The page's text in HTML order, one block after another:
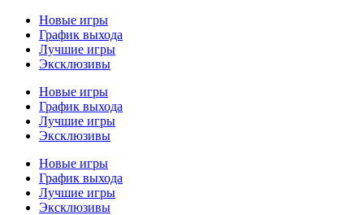
Новые игры
График выхода
Лучшие игры
Эксклюзивы
Новые игры
График выхода
Лучшие игры
Эксклюзивы
Новые игры
График выхода
Лучшие игры
Эксклюзивы